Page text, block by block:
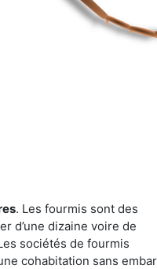
. Les fourmis sont des
d’une dizaine voire de
sociétés de fourmis
cohabitation sans